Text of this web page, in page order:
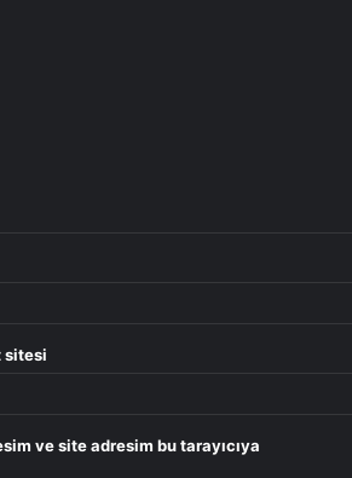
sitesi
ve site adresim bu tarayıcıya